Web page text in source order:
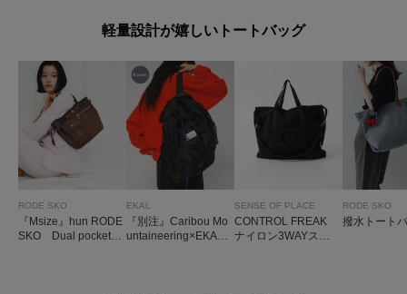
軽量設計が嬉しいトートバッグ
RODE SKO
『Msize』hun RODE
SKO Dual pocket to
EKAL
『別注』Caribou Mo
untaineering×EKAL
SENSE OF PLACE
CONTROL FREAK
ナイロン3WAYスク
RODE SKO
撥水トート